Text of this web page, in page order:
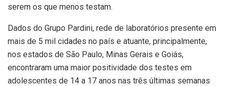
serem os que menos testam.
Dados do Grupo Pardini, rede de laboratórios presente em
mais de 5 mil cidades no país e atuante, principalmente,
nos estados de São Paulo, Minas Gerais e Goiás,
encontraram uma maior positividade dos testes em
adolescentes de 14 a 17 anos nas três últimas semanas